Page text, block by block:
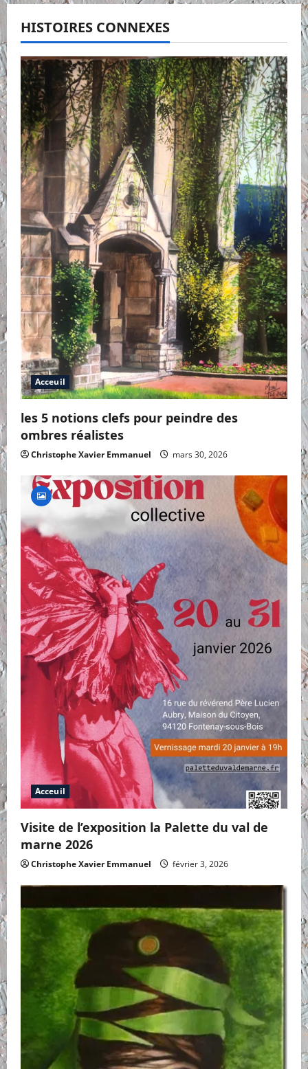
HISTOIRES CONNEXES
Acceuil
les 5 notions clefs pour peindre des
ombres réalistes
Christophe Xavier Emmanuel mars 30, 2026
Acceuil
Visite de l’exposition la Palette du val de
marne 2026
Christophe Xavier Emmanuel février 3, 2026